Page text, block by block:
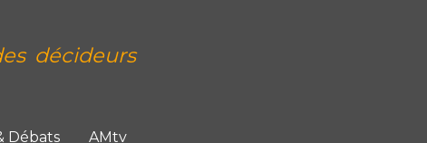
décideurs
Débats AMtv